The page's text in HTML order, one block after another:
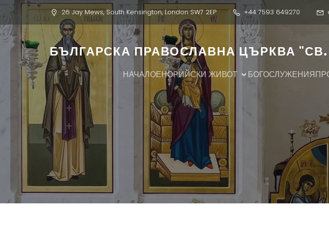
26 Jay Mews, South Kensington, London SW7 2EP +44 7593 649270
БЪЛГАРСКА ПРАВОСЛАВНА ЦЪРКВА
НАЧАЛОЕНОРИЙСКИ ЖИВОТ БОГОСЛУЖЕНИЯ